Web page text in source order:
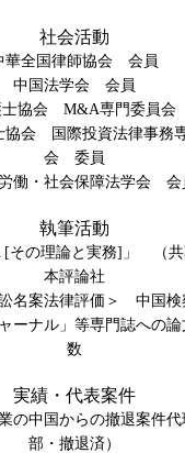
社会活動
華全国律師協会 会員
中国法学会 会員
士協会 M&A専門委員
協会 国際投資法律事務
会 委員
働・社会保障法学会 会
執筆活動
[その理論と実務]」 （
本評論社
名案法律評価＞ 中国検
ーナル」等専門誌への
数
実績・代表案件
の中国からの撤退案件代
部・撤退済）